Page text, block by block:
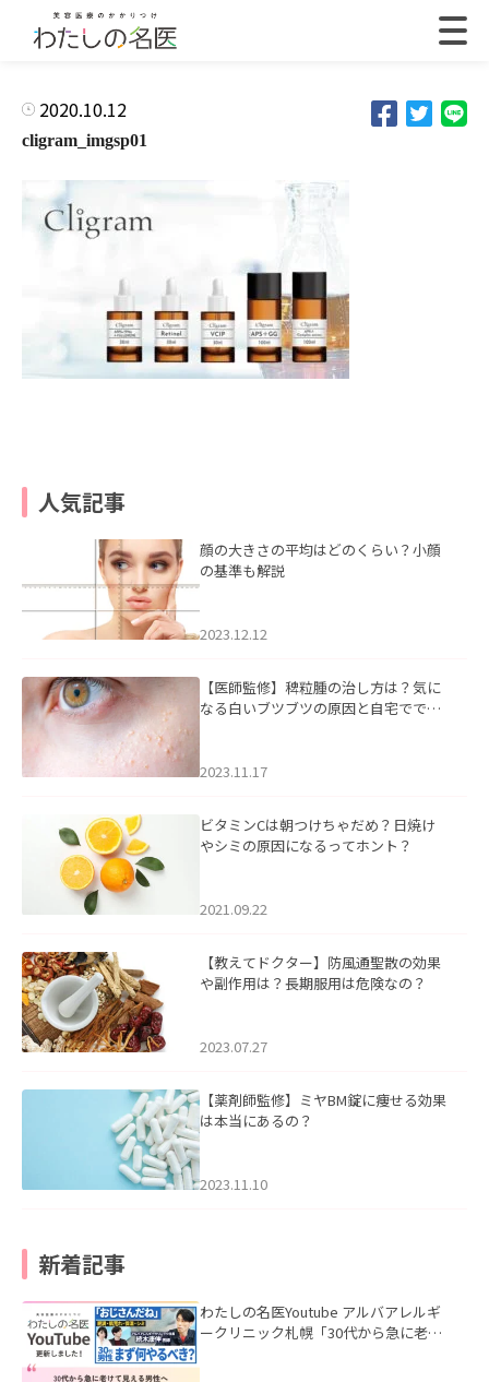
2020.10.12
cligram_imgsp01
人気記事
顔の大きさの平均はどのくらい？小顔
の基準も解説
2023.12.12
【医師監修】稗粒腫の治し方は？気に
なる白いブツブツの原因と自宅ででき
2023.11.17
ビタミンCは朝つけちゃだめ？日焼け
やシミの原因になるってホント？
2021.09.22
【教えてドクター】防風通聖散の効果
や副作用は？長期服用は危険なの？
2023.07.27
【薬剤師監修】ミヤBM錠に痩せる効果
は本当にあるの？
2023.11.10
新着記事
わたしの名医Youtube アルバアレルギ
ークリニック札幌「30代から急に老け